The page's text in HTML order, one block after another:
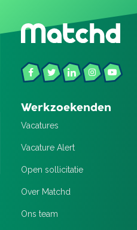
Werkzoekenden
Vacatures
Vacature Alert
Open sollicitatie
Over Matchd
Ons team